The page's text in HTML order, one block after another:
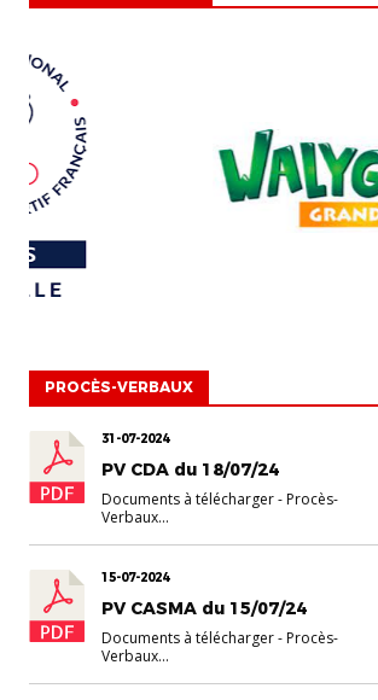
PROCÈS-VERBAUX
31-07-2024
PV CDA du 18/07/24
Documents à télécharger- Procès-
Verbaux...
15-07-2024
PV CASMA du 15/07/24
Documents à télécharger- Procès-
Verbaux...